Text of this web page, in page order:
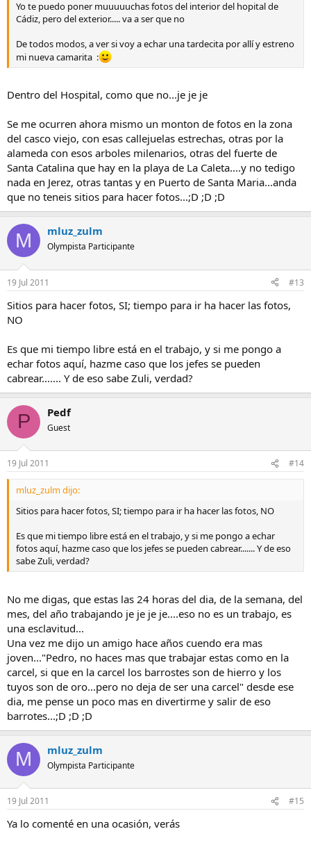
Yo te puedo poner muuuuuchas fotos del interior del hopital de
Cádiz, pero del exterior..... va a ser que no
De todos modos, a ver si voy a echar una tardecita por allí y estreno
mi nueva camarita :
Dentro del Hospital, como que no...je je je
Se me ocurren ahora mismo un monton de fotos en la zona
del casco viejo, con esas callejuelas estrechas, otras por la
alameda con esos arboles milenarios, otras del fuerte de
Santa Catalina que hay en la playa de La Caleta....y no tedigo
nada en Jerez, otras tantas y en Puerto de Santa Maria...anda
que no teneis sitios para hacer fotos...;D ;D ;D
M mluz_zulm
Olympista Participante
19 Jul 2011 #13
Sitios para hacer fotos, SI; tiempo para ir ha hacer las fotos,
NO
Es que mi tiempo libre está en el trabajo, y si me pongo a
echar fotos aquí, hazme caso que los jefes se pueden
cabrear....... Y de eso sabe Zuli, verdad?
P Pedf
Guest
19 Jul 2011 #14
mluz_zulm dijo:
Sitios para hacer fotos, SI; tiempo para ir ha hacer las fotos, NO
Es que mi tiempo libre está en el trabajo, y si me pongo a echar
fotos aquí, hazme caso que los jefes se pueden cabrear....... Y de eso
sabe Zuli, verdad?
No me digas, que estas las 24 horas del dia, de la semana, del
mes, del año trabajando je je je je....eso no es un trabajo, es
una esclavitud...
Una vez me dijo un amigo hace años cuendo era mas
joven..."Pedro, no haces mas que trabajar estas como en la
carcel, si que en la carcel los barrostes son de hierro y los
tuyos son de oro...pero no deja de ser una carcel" desde ese
dia, me pense un poco mas en divertirme y salir de eso
barrotes...;D ;D ;D
M mluz_zulm
Olympista Participante
19 Jul 2011 #15
Ya lo comenté en una ocasión, verás